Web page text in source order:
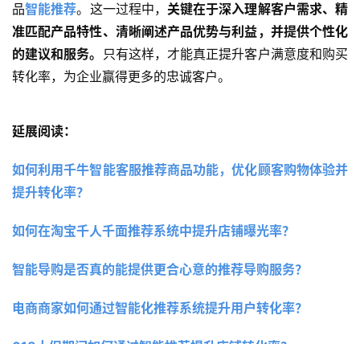
品智能推荐。这一过程中， 关键在于深入理解客户需求、精
准匹配产品特性、清晰阐述产品优势与利益，并提供个性化
的建议和服务。
只有这样，才能真正提升客户满意度和购买
转化率，为企业赢得更多的忠诚客户。
延展阅读：
如何利用千牛智能客服推荐商品功能，优化顾客购物体验并
提升转化率？
如何在淘宝千人千面推荐系统中提升店铺曝光率？
智能导购是否真的能提供更合心意的推荐导购服务？
电商商家如何通过智能化推荐系统提升用户转化率？